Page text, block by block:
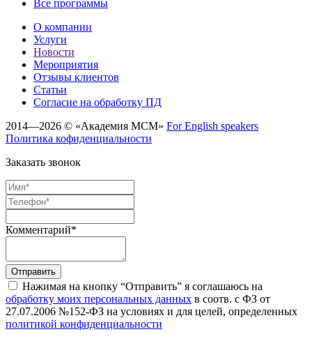
Все программы
О компании
Услуги
Новости
Мероприятия
Отзывы клиентов
Статьи
Cогласие на обработку ПД
2014—2026 © «Академия МСМ» For English speakers
Политика кофиденциальности
Заказать звонок
Комментарий*
Отправить
Нажимая на кнопку “Отправить” я соглашаюсь на
обработку моих персональных данных в соотв. с ФЗ от
27.07.2006 №152-ФЗ на условиях и для целей, определенных
политикой конфиденциальности